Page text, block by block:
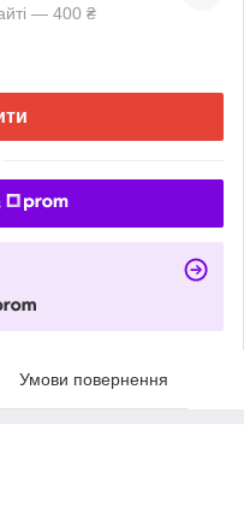
— 400 ₴
Умови повернення